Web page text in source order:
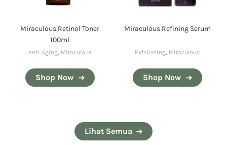
Miraculous Retinol Toner
100ml
Anti Aging, Miraculous
Shop Now
Miraculous Refining Serum
Exfoliating, Miraculous
Shop Now
Lihat Semua